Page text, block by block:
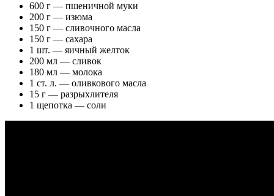
600 г — пшеничной муки
200 г — изюма
150 г — сливочного масла
150 г — сахара
1 шт. — яичный желток
200 мл — сливок
180 мл — молока
1 ст. л. — оливкового масла
15 г — разрыхлителя
1 щепотка — соли